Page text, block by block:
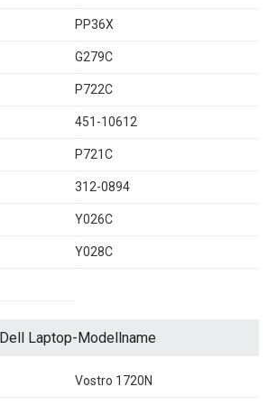
PP36X
G279C
P722C
451-10612
P721C
312-0894
Y026C
Y028C
Laptop-Modellname
Vostro 1720N